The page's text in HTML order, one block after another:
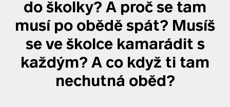
do školky? A proč se tam
musí po obědě spát? Musíš
se ve školce kamarádit s
každým? A co když ti tam
nechutná oběd?